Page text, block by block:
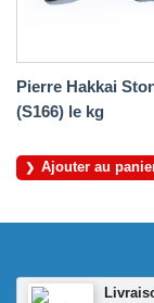
Pierre Hakkai
(S166) le kg
Ajouter au